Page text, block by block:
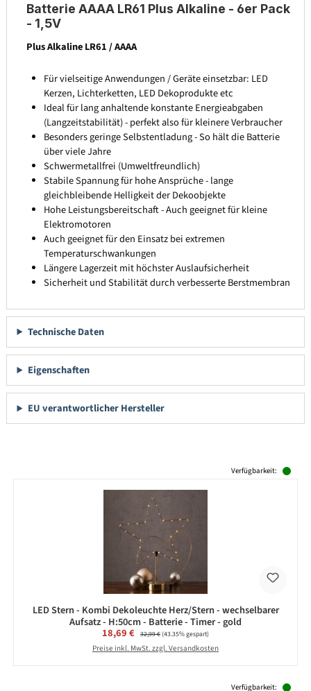
Batterie AAAA LR61 Plus Alkaline - 6er Pack
- 1,5V
Plus Alkaline LR61 / AAAA
Für vielseitige Anwendungen / Geräte einsetzbar: LED
Kerzen, Lichterketten, LED Dekoprodukte etc
Ideal für lang anhaltende konstante Energieabgaben
(Langzeitstabilität) - perfekt also für kleinere Verbraucher
Besonders geringe Selbstentladung - So hält die Batterie
über viele Jahre
Schwermetallfrei (Umweltfreundlich)
Stabile Spannung für hohe Ansprüche - lange
gleichbleibende Helligkeit der Dekoobjekte
Hohe Leistungsbereitschaft - Auch geeignet für kleine
Elektromotoren
Auch geeignet für den Einsatz bei extremen
Temperaturschwankungen
Längere Lagerzeit mit höchster Auslaufsicherheit
Sicherheit und Stabilität durch verbesserte Berstmembran
Technische Daten
Eigenschaften
EU verantwortlicher Hersteller
Verfügbarkeit:
LED Stern - Kombi Dekoleuchte Herz/Stern - wechselbarer
Aufsatz - H:50cm - Batterie - Timer - gold
Verkaufspreis:
18,69 € Regulärer Preis:
32,99 €(43.35% gespart)
Preise inkl. MwSt. zzgl. Versandkosten
Verfügbarkeit: